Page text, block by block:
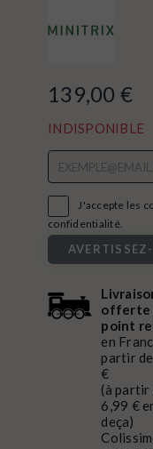
139,00 €
INDISPONIBLE
J'accepte les
confidentialité.
offerte
point
en
partir
€
(à partir
6,99 €
deça)